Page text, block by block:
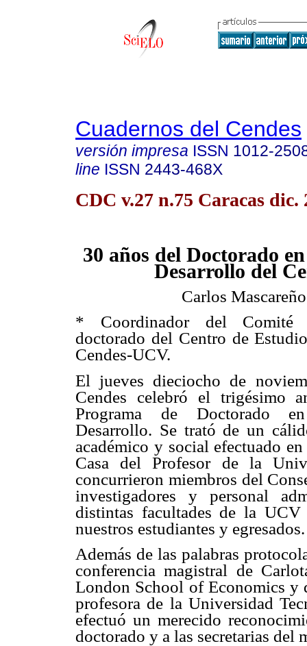
Cuadernos del Cendes
versión impresa ISSN 1012-
line ISSN 2443-468X
CDC v.27 n.75 Caracas dic.
30 años del Doctorado
Desarrollo del
Carlos Mascareño
* Coordinador del Comité
doctorado del Centro de
Cendes-UCV.
El jueves dieciocho de
Cendes celebró el trigésimo
Programa de Doctorado
Desarrollo. Se trató de un
académico y social efectuado
Casa del Profesor de la
concurrieron miembros del
investigadores y personal
distintas facultades de la
nuestros estudiantes y egresados.
Además de las palabras
conferencia magistral de
London School of Economics y
profesora de la Universidad
efectuó un merecido
doctorado y a las secretarias del